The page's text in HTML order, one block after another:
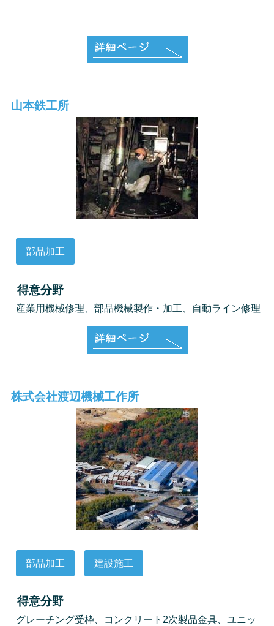
山本鉄工所
部品加工
得意分野
産業用機械修理、部品機械製作・加工、自動ライン修理
株式会社渡辺機械工作所
部品加工 建設施工
得意分野
グレーチング受枠、コンクリート2次製品金具、ユニッ